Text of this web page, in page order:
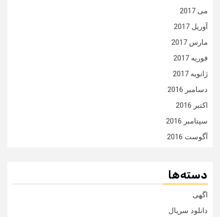
می 2017
آوریل 2017
مارس 2017
فوریه 2017
ژانویه 2017
دسامبر 2016
اکتبر 2016
سپتامبر 2016
آگوست 2016
دسته‌ها
اگهی
دانلود سریال